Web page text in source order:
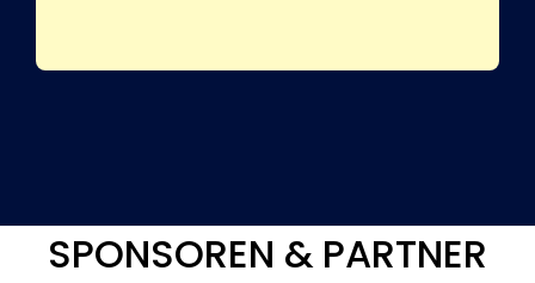
SPONSOREN & PARTNER